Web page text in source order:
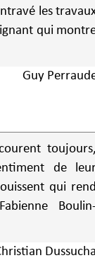
les
qui
Guy
de
qui